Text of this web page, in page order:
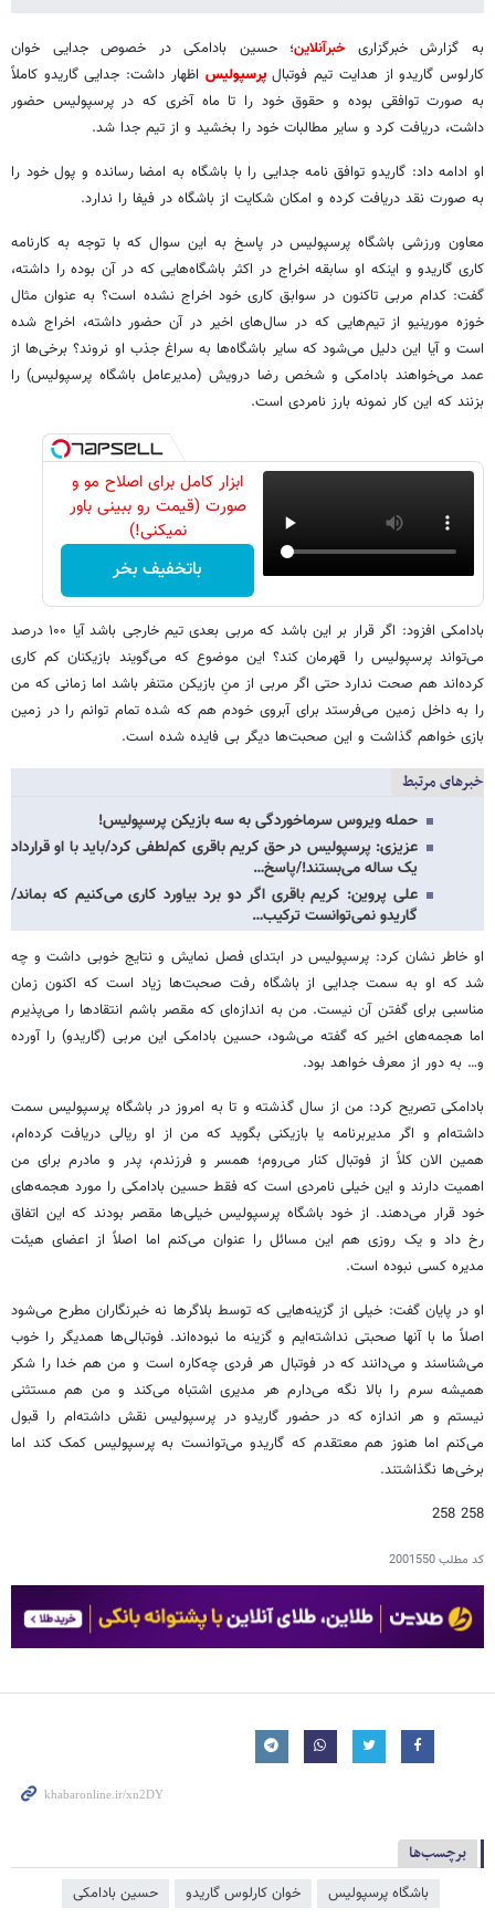
به گزارش خبرگزاریخبرآنلاین؛ حسین بادامکی در خصوص جدایی خوان
کارلوس گاریدو از هدایت تیم فوتبالپرسپولیس اظهار داشت: جدایی گاریدو کاملاً
به صورت توافقی بوده و حقوق خود را تا ماه آخری که در پرسپولیس حضور
داشت، دریافت کرد و سایر مطالبات خود را بخشید و از تیم جدا شد.
او ادامه داد: گاریدو توافق نامه جدایی را با باشگاه به امضا رسانده و پول خود را
به صورت نقد دریافت کرده و امکان شکایت از باشگاه در فیفا را ندارد.
معاون ورزشی باشگاه پرسپولیس در پاسخ به این سوال که با توجه به کارنامه
کاری گاریدو و اینکه او سابقه اخراج در اکثر باشگاه‌هایی که در آن بوده را داشته،
گفت: کدام مربی تاکنون در سوابق کاری خود اخراج نشده است؟ به عنوان مثال
خوزه مورینیو از تیم‌هایی که در سال‌های اخیر در آن حضور داشته، اخراج شده
است و آیا این دلیل می‌شود که سایر باشگاه‌ها به سراغ جذب او نروند؟ برخی‌ها از
عمد می‌خواهند بادامکی و شخص رضا درویش (مدیرعامل باشگاه پرسپولیس) را
بزنند که این کار نمونه بارز نامردی است.
ابزار کامل برای اصلاح مو و
صورت (قیمت رو ببینی باور
نمیکنی!)
باتخفیف بخر
بادامکی افزود: اگر قرار بر این باشد که مربی بعدی تیم خارجی باشد آیا ۱۰۰ درصد
می‌تواند پرسپولیس را قهرمان کند؟ این موضوع که می‌گویند بازیکنان کم کاری
کرده‌اند هم صحت ندارد حتی اگر مربی از منِ بازیکن متنفر باشد اما زمانی که من
را به داخل زمین می‌فرستد برای آبروی خودم هم که شده تمام توانم را در زمین
بازی خواهم گذاشت و این صحبت‌ها دیگر بی فایده شده است.
خبرهای مرتبط
حمله ویروس سرماخوردگی به سه بازیکن پرسپولیس!
عزیزی: پرسپولیس در حق کریم باقری کم‌لطفی کرد/باید با او قرارداد
یک ساله می‌بستند!/پاسخ…
علی پروین: کریم باقری اگر دو برد بیاورد کاری می‌کنیم که بماند/
گاریدو نمی‌توانست ترکیب…
او خاطر نشان کرد: پرسپولیس در ابتدای فصل نمایش و نتایج خوبی داشت و چه
شد که او به سمت جدایی از باشگاه رفت صحبت‌ها زیاد است که اکنون زمان
مناسبی برای گفتن آن نیست. من به اندازه‌ای که مقصر باشم انتقادها را می‌پذیرم
اما هجمه‌های اخیر که گفته می‌شود، حسین بادامکی این مربی (گاریدو) را آورده
و… به دور از معرف خواهد بود.
بادامکی تصریح کرد: من از سال گذشته و تا به امروز در باشگاه پرسپولیس سمت
داشته‌ام و اگر مدیربرنامه یا بازیکنی بگوید که من از او ریالی دریافت کرده‌ام،
همین الان کلاً از فوتبال کنار می‌روم؛ همسر و فرزندم، پدر و مادرم برای من
اهمیت دارند و این خیلی نامردی است که فقط حسین بادامکی را مورد هجمه‌های
خود قرار می‌دهند. از خود باشگاه پرسپولیس خیلی‌ها مقصر بودند که این اتفاق
رخ داد و یک روزی هم این مسائل را عنوان می‌کنم اما اصلاً از اعضای هیئت
مدیره کسی نبوده است.
او در پایان گفت: خیلی از گزینه‌هایی که توسط بلاگرها نه خبرنگاران مطرح می‌شود
اصلاً ما با آنها صحبتی نداشته‌ایم و گزینه ما نبوده‌اند. فوتبالی‌ها همدیگر را خوب
می‌شناسند و می‌دانند که در فوتبال هر فردی چه‌کاره است و من هم خدا را شکر
همیشه سرم را بالا نگه می‌دارم هر مدیری اشتباه می‌کند و من هم مستثنی
نیستم و هر اندازه که در حضور گاریدو در پرسپولیس نقش داشته‌ام را قبول
می‌کنم اما هنوز هم معتقدم که گاریدو می‌توانست به پرسپولیس کمک کند اما
برخی‌ها نگذاشتند.
258 258
کد مطلب2001550
برچسب‌ها
باشگاه پرسپولیس خوان کارلوس گاریدو حسین بادامکی